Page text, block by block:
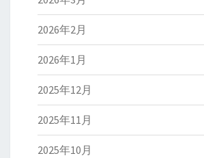
2026年2月
2026年1月
2025年12月
2025年11月
2025年10月